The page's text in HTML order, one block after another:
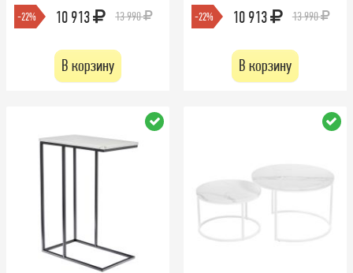
-22% 10 913 13 990
В корзину
-22% 10 913 13 990
В корзину